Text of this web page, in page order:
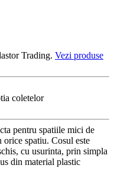
Trading. Vezi produse
coletelor
pentru spatiile mici de
orice spatiu. Cosul este
cu usurinta, prin simpla
din material plastic